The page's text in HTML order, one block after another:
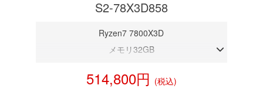
S2-78X3D858
Ryzen7 7800X3D
メモリ32GB
NVMeSSD 1TB
514,800円 (税込)